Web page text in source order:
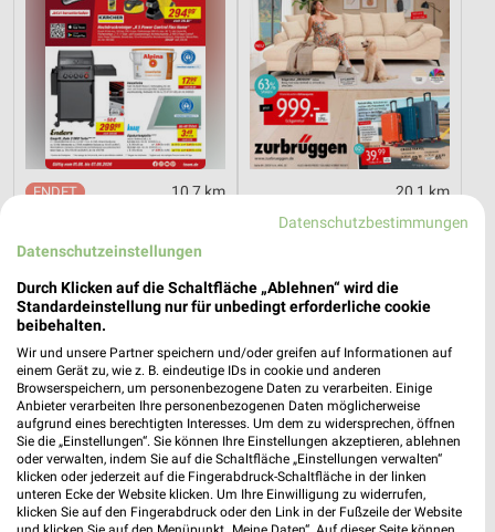
10,7 km 20,1 km
Angebote ab 11.07.
XXXLutz XXXLutz
Datenschutzbestimmungen
Datenschutzeinstellungen
Durch Klicken auf die Schaltfläche „Ablehnen“ wird die
Standardeinstellung nur für unbedingt erforderliche cookie
beibehalten.
Wir und unsere Partner speichern und/oder greifen auf Informationen auf
einem Gerät zu, wie z. B. eindeutige IDs in cookie und anderen
Browserspeichern, um personenbezogene Daten zu verarbeiten. Einige
Anbieter verarbeiten Ihre personenbezogenen Daten möglicherweise
aufgrund eines berechtigten Interesses. Um dem zu widersprechen, öffnen
Sie die „Einstellungen“. Sie können Ihre Einstellungen akzeptieren, ablehnen
oder verwalten, indem Sie auf die Schaltfläche „Einstellungen verwalten“
klicken oder jederzeit auf die Fingerabdruck-Schaltfläche in der linken
unteren Ecke der Website klicken. Um Ihre Einwilligung zu widerrufen,
klicken Sie auf den Fingerabdruck oder den Link in der Fußzeile der Website